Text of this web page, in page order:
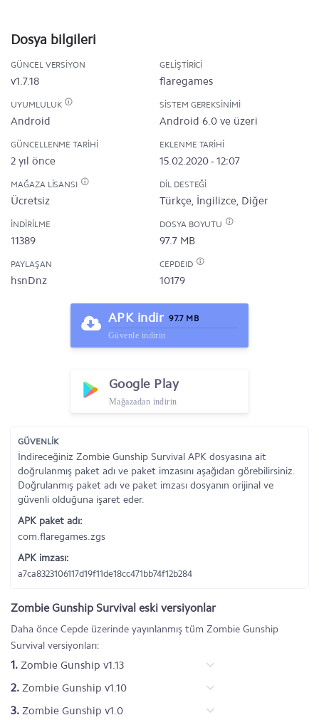
Dosya bilgileri
GÜNCEL VERSIYON
v1.7.18
GELIŞTIRICI
flaregames
UYUMLULUK
Android
SISTEM GEREKSINIMI
Android 6.0 ve üzeri
GÜNCELLENME TARIHI
2 yıl önce
EKLENME TARIHI
15.02.2020 - 12:07
MAĞAZA LISANSI
Ücretsiz
DIL DESTEĞI
Türkçe, İngilizce, Diğer
İNDIRILME
11389
DOSYA BOYUTU
97.7 MB
PAYLAŞAN
hsnDnz
CEPDEID
10179
APK indir 97.7 MB
Güvenle indirin
Google Play
Mağazadan indirin
GÜVENLİK
İndireceğiniz Zombie Gunship Survival APK dosyasına ait
doğrulanmış paket adı ve paket imzasını aşağıdan görebilirsiniz.
Doğrulanmış paket adı ve paket imzası dosyanın orijinal ve
güvenli olduğuna işaret eder.
APK paket adı:
com.flaregames.zgs
APK imzası:
a7ca8323106117d19f11de18cc471bb74f12b284
Zombie Gunship Survival eski versiyonlar
Daha önce Cepde üzerinde yayınlanmış tüm Zombie Gunship
Survival versiyonları:
1. Zombie Gunship v1.13
2. Zombie Gunship v1.10
3. Zombie Gunship v1.0